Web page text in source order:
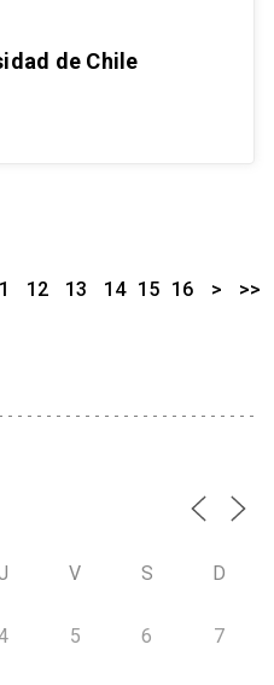
de Chile
12 13 14 15 16 > >>
J V S D
5 6 7